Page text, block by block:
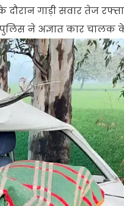
गाड़ी सवार तेज
ने अज्ञात कार चालक